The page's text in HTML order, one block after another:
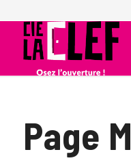
Page